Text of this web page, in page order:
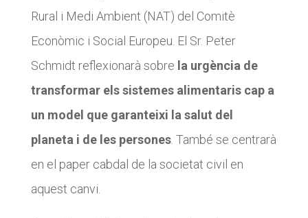
Rural i Medi Ambient (NAT) del Comitè
Econòmic i Social Europeu. El Sr. Peter
Schmidt reflexionarà sobre la urgència de
transformar els sistemes alimentaris cap a
un model que garanteixi la salut del
planeta i de les persones. També se centrarà
en el paper cabdal de la societat civil en
aquest canvi.
Fes un donatiu
Treballa amb nosaltres
Fes un donatiu
Treballa amb nosaltres